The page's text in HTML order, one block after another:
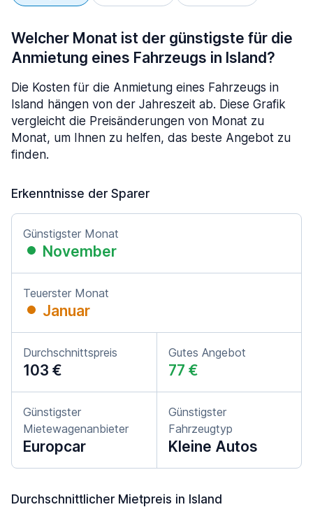
Welcher Monat ist der günstigste für die
Anmietung eines Fahrzeugs in Island?
Die Kosten für die Anmietung eines Fahrzeugs in
Island hängen von der Jahreszeit ab. Diese Grafik
vergleicht die Preisänderungen von Monat zu
Monat, um Ihnen zu helfen, das beste Angebot zu
finden.
Erkenntnisse der Sparer
Günstigster Monat
November
Teuerster Monat
Januar
Durchschnittspreis
103 €
Gutes Angebot
77 €
Günstigster
Mietewagenanbieter
Europcar
Günstigster
Fahrzeugtyp
Kleine Autos
Durchschnittlicher Mietpreis in Island